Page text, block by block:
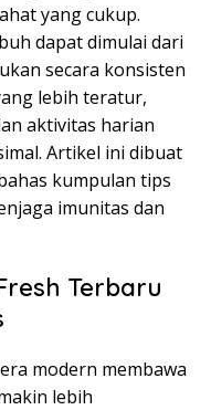
yang cukup.
dapat dimulai dari
secara konsisten
lebih teratur,
aktivitas harian
Artikel ini dibuat
kumpulan tips
imunitas dan
Terbaru
modern membawa
lebih